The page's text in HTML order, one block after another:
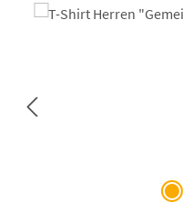
Bildergalerie überspringen